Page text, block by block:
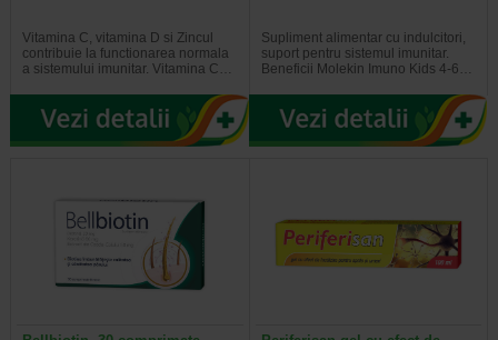
Vitamina C, vitamina D si Zincul
contribuie la functionarea normala
a sistemului imunitar. Vitamina C…
Supliment alimentar cu indulcitori,
suport pentru sistemul imunitar.
Beneficii Molekin Imuno Kids 4-6…